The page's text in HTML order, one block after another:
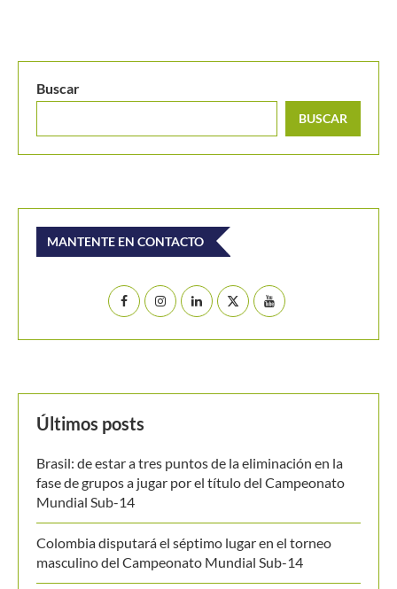
Buscar
BUSCAR
MANTENTE EN CONTACTO
Últimos posts
Brasil: de estar a tres puntos de la eliminación en la
fase de grupos a jugar por el título del Campeonato
Mundial Sub-14
Colombia disputará el séptimo lugar en el torneo
masculino del Campeonato Mundial Sub-14